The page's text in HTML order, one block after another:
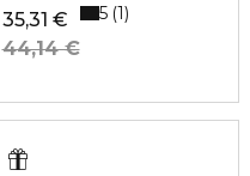
35,31 €
44,14 €
5 1